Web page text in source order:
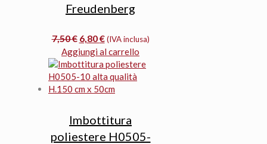
Freudenberg
7,50€ Il
prezzo
originale
era:
7,50 €.
6,80€Il
prezzo
attuale
è:
6,80 €.
(IVA inclusa)
Aggiungi al carrello
Imbottitura
poliestere H0505-